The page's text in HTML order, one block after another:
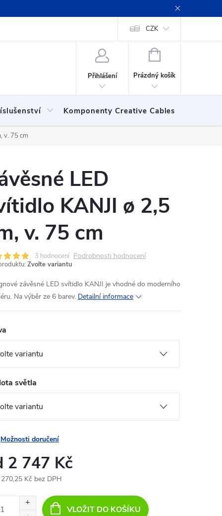
Podmínky ochrany
CZK
Přihlášení
NÁKUPNÍ
Prázdný košík
Komponenty Creative Cables
v. 75 cm
LED
KANJI ø 2,5
v. 75 cm
3 hodnocení Podrobnosti hodnocení
Zvolte variantu
závěsné LED svítidlo KANJI je vhodné do moderního
Na výběr ze 6 barev. Detailní informace
světla
Možnosti doručení
2 747 Kč
Kč bez DPH
VLOŽIT DO KOŠÍKU